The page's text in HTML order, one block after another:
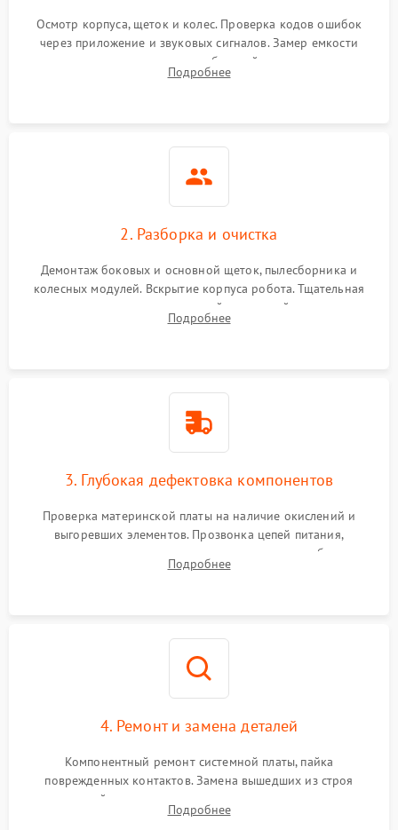
Осмотр корпуса, щеток и колес. Проверка кодов ошибок
через приложение и звуковых сигналов. Замер емкости
аккумулятора и тестирование базовой станции зарядки.
Оценка работы лидара, бампера и датчиков падения для
Подробнее
2. Разборка и очистка
Демонтаж боковых и основной щеток, пылесборника и
колесных модулей. Вскрытие корпуса робота. Тщательная
очистка внутренних полостей, шестерней и плат от
скопившейся пыли, волос и шерсти животных с
Подробнее
3. Глубокая дефектовка компонентов
Проверка материнской платы на наличие окислений и
выгоревших элементов. Прозвонка цепей питания,
тестирование приводных моторов колес и турбины
всасывания. Оценка состояния оптических и инфракрасных
Подробнее
4. Ремонт и замена деталей
Компонентный ремонт системной платы, пайка
поврежденных контактов. Замена вышедших из строя
двигателей, изношенного аккумулятора, неисправного
лидара или помпы подачи воды. Восстановление шлейфов и
Подробнее